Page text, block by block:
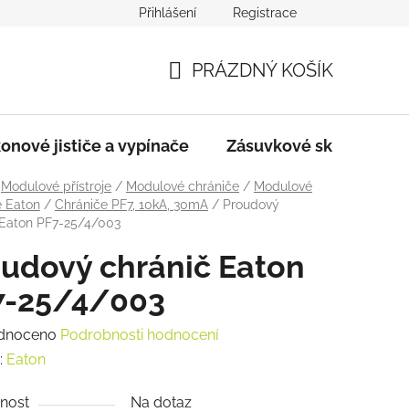
Podmínky ochrany osobních údajů
Přihlášení Registrace
KOŠÍK
PRÁZDNÝ KOŠÍK
jističe a vypínače Zásuvkové skříně
Modulové přístroje / Modulové chrániče / Modulové
Eaton / Chrániče PF7, 10kA, 30mA / Proudový
PF7-25/4/003
chránič Eaton
25/4/003
Podrobnosti hodnocení
Eaton
Na dotaz